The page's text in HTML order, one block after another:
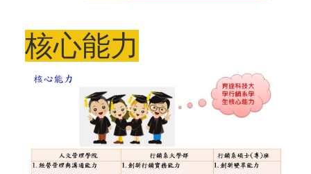
核心能力